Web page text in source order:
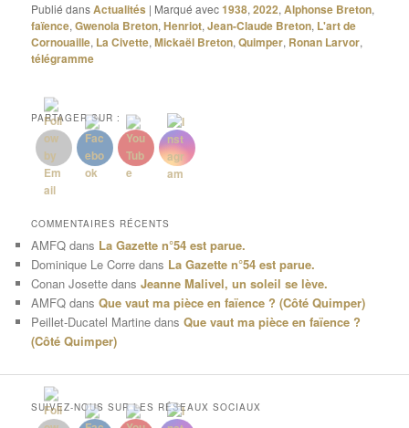
Publié dansActualités | Marqué avec1938,2022,Alphonse Breton,
faïence,Gwenola Breton,Henriot,Jean-Claude Breton, L'art de
Cornouaille, La Civette,Mickaël Breton,Quimper, Ronan Larvor,
télégramme
PARTAGER SUR :
COMMENTAIRES RÉCENTS
AMFQ dans La Gazette n°54 est parue.
Dominique Le Corre dans La Gazette n°54 est parue.
Conan Josette dansJeanne Malivel, un soleil se lève.
AMFQ dansQue vaut ma pièce en faïence ? (Côté Quimper)
Peillet-Ducatel Martine dansQue vaut ma pièce en faïence ?
(Côté Quimper)
SUIVEZ-NOUS SUR LES RÉSEAUX SOCIAUX